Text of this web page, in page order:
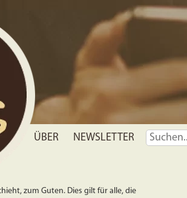
ÜBER NEWSLETTER
zum Guten. Dies gilt für alle, die